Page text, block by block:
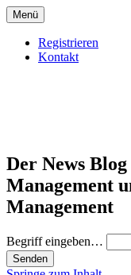
Menü
Registrieren
Kontakt
Der News
Management
Management
Begriff eingeben…